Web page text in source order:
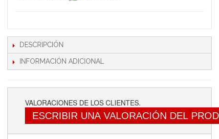
DESCRIPCIÓN
INFORMACIÓN ADICIONAL
VALORACIONES DE LOS CLIENTES.
ESCRIBIR UNA VALORACIÓN DEL